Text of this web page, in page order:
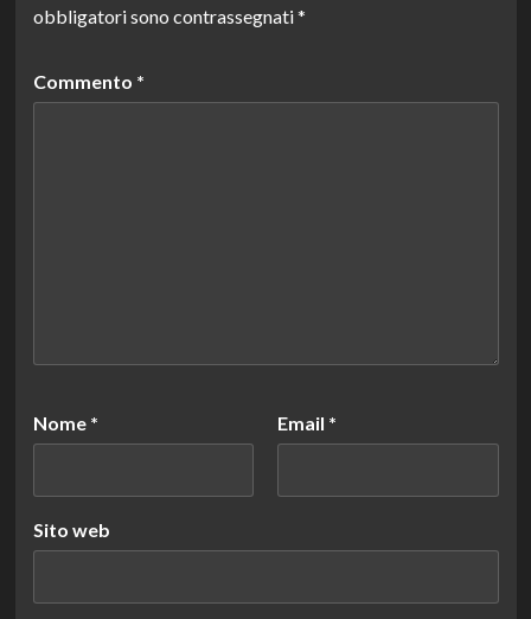
obbligatori sono contrassegnati*
Commento *
Nome * Email *
Sito web